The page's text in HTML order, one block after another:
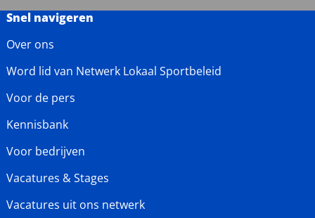
Snel navigeren
Over ons
Word lid van Netwerk Lokaal Sportbeleid
Voor de pers
Kennisbank
Voor bedrijven
Vacatures & Stages
Vacatures uit ons netwerk